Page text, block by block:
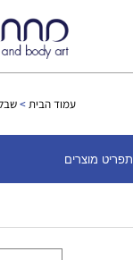
עמוד הבית>
תפריט מוצרים